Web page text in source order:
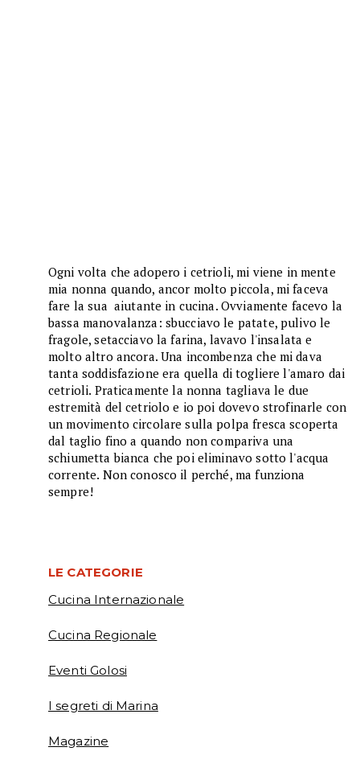
Ogni volta che adopero i cetrioli, mi viene in mente
mia nonna quando, ancor molto piccola, mi faceva
fare la sua aiutante in cucina. Ovviamente facevo la
bassa manovalanza: sbucciavo le patate, pulivo le
fragole, setacciavo la farina, lavavo l'insalata e
molto altro ancora. Una incombenza che mi dava
tanta soddisfazione era quella di togliere l'amaro dai
cetrioli. Praticamente la nonna tagliava le due
estremità del cetriolo e io poi dovevo strofinarle con
un movimento circolare sulla polpa fresca scoperta
dal taglio fino a quando non compariva una
schiumetta bianca che poi eliminavo sotto l'acqua
corrente. Non conosco il perché, ma funziona
sempre!
LE CATEGORIE
Cucina Internazionale
Cucina Regionale
Eventi Golosi
I segreti di Marina
Magazine